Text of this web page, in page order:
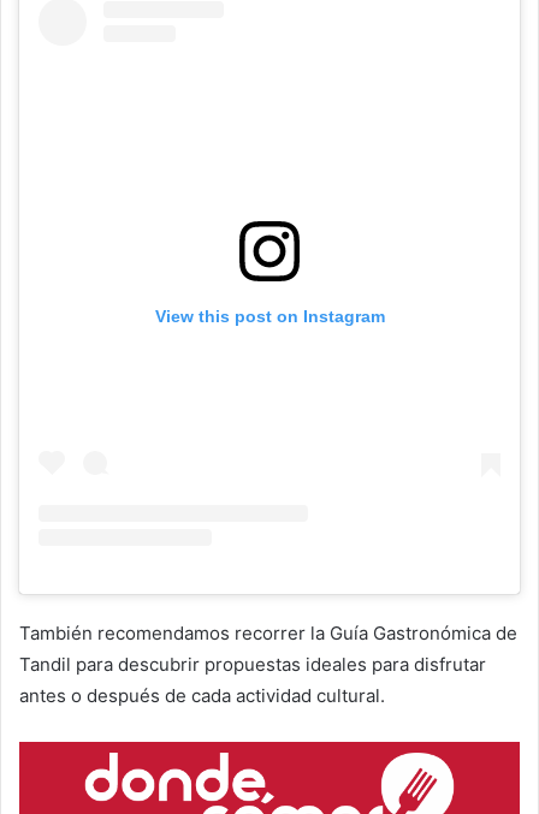
View this post on Instagram
También recomendamos recorrer la Guía Gastronómica de
Tandil para descubrir propuestas ideales para disfrutar
antes o después de cada actividad cultural.